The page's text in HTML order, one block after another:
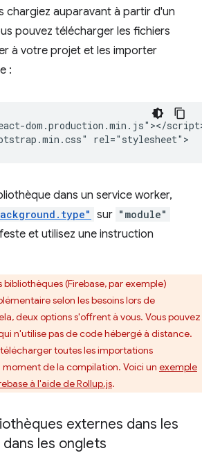
chargiez auparavant à partir d'un
pouvez télécharger les fichiers
à votre projet et les importer
:
dom.production.min.js"></
dans un service worker,
sur "module"
et utilisez une instruction
bibliothèques (Firebase, par exemple)
selon les besoins lors de
deux options s'offrent à vous. Vous pouvez
n'utilise pas de code hébergé à distance.
toutes les importations
moment de la compilation. Voici un exemple
à l'aide de Rollup.js.
externes dans les
les onglets